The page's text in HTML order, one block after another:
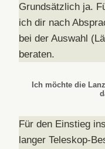
Grundsätzlich ja.
ich dir nach
bei der Auswahl
beraten.
Ich möchte die
Für den Einstieg
langer Teleskop-